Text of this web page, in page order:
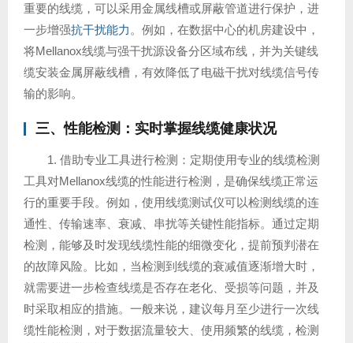
重要的线缆，可以采用金属线槽或屏蔽管道进行保护，进
一步增强抗干扰能力 。例如，在数据中心的机房建设中，
将Mellanox线缆与强干扰源设备分区域布线，并为关键线
缆安装金属屏蔽线槽，有效降低了电磁干扰对线缆信号传
输的影响。
三、性能检测：实时掌握线缆健康状况
1. 借助专业工具进行检测：定期使用专业的线缆检测
工具对Mellanox线缆的性能进行检测，是确保线缆正常运
行的重要手段。例如，使用线缆测试仪可以检测线缆的连
通性、传输速率、衰减、串扰等关键性能指标。通过定期
检测，能够及时发现线缆性能的细微变化，提前预判潜在
的故障风险。比如，当检测到线缆的衰减值逐渐增大时，
就需要进一步检查线缆是否存在老化、受损等问题，并及
时采取相应的措施。一般来说，建议每月至少进行一次线
缆性能检测，对于数据流量较大、使用频繁的线缆，检测